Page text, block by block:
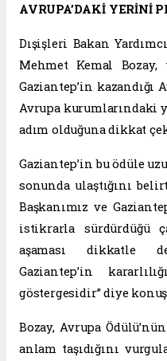
AVRUPA’DAKİ YERİNİ
Dışişleri Bakan
Mehmet Kemal Bozay,
Gaziantep’in kazandığı
Avrupa
adım olduğuna dikkat
Gaziantep’in bu ödüle
sonunda ulaştığını
Başkanımız ve
istikrarla sürdürdüğü
aşaması dikkatle
Gaziantep’in
göstergesidir” diye
Bozay, Avrupa
anlam taşıdığını